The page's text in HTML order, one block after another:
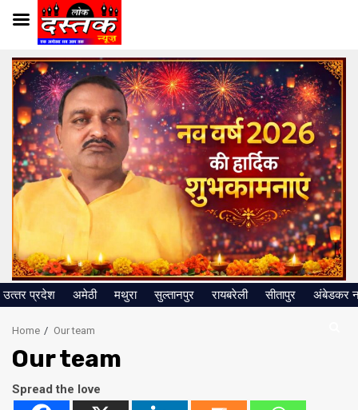
Skip
content
उत्‍तर प्रदेश अमेठी मथुरा सुल्तानपुर रायबरेली सीतापुर अंबेडकर
Home Our team
Our team
Spread the love